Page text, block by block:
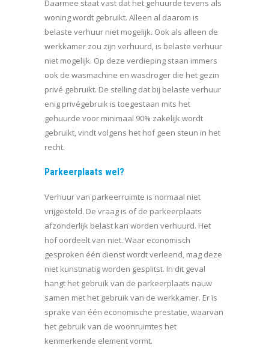
Daarmee staat vast dat het gehuurde tevens als
woning wordt gebruikt. Alleen al daarom is
belaste verhuur niet mogelijk. Ook als alleen de
werkkamer zou zijn verhuurd, is belaste verhuur
niet mogelijk. Op deze verdieping staan immers
ook de wasmachine en wasdroger die het gezin
privé gebruikt. De stelling dat bij belaste verhuur
enig privégebruik is toegestaan mits het
gehuurde voor minimaal 90% zakelijk wordt
gebruikt, vindt volgens het hof geen steun in het
recht.
Parkeerplaats wel?
Verhuur van parkeerruimte is normaal niet
vrijgesteld. De vraag is of de parkeerplaats
afzonderlijk belast kan worden verhuurd. Het
hof oordeelt van niet. Waar economisch
gesproken één dienst wordt verleend, mag deze
niet kunstmatig worden gesplitst. In dit geval
hangt het gebruik van de parkeerplaats nauw
samen met het gebruik van de werkkamer. Er is
sprake van één economische prestatie, waarvan
het gebruik van de woonruimtes het
kenmerkende element vormt.